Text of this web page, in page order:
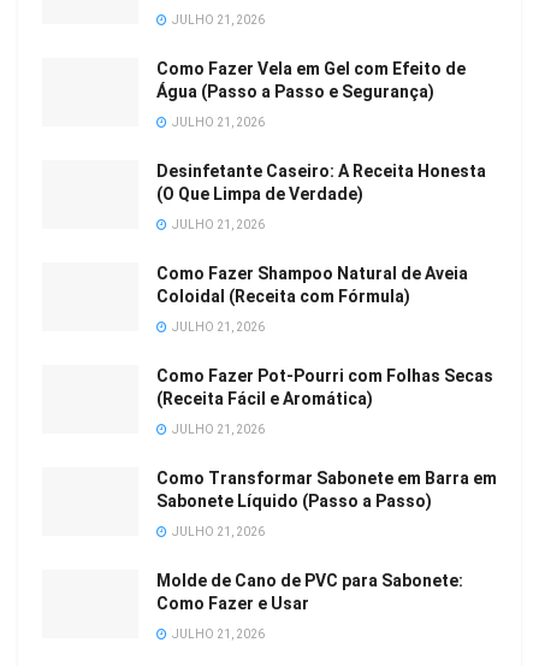
JULHO 21, 2026
Como Fazer Vela em Gel com Efeito de
Água (Passo a Passo e Segurança)
JULHO 21, 2026
Desinfetante Caseiro: A Receita Honesta
(O Que Limpa de Verdade)
JULHO 21, 2026
Como Fazer Shampoo Natural de Aveia
Coloidal (Receita com Fórmula)
JULHO 21, 2026
Como Fazer Pot-Pourri com Folhas Secas
(Receita Fácil e Aromática)
JULHO 21, 2026
Como Transformar Sabonete em Barra em
Sabonete Líquido (Passo a Passo)
JULHO 21, 2026
Molde de Cano de PVC para Sabonete:
Como Fazer e Usar
JULHO 21, 2026